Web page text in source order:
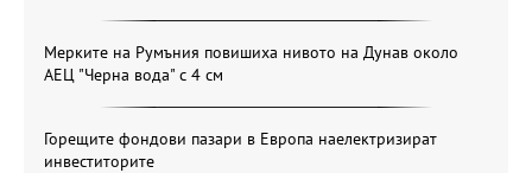
Мерките на Румъния повишиха нивото на Дунав около
АЕЦ "Черна вода" с 4 см
Горещите фондови пазари в Европа наелектризират
инвеститорите